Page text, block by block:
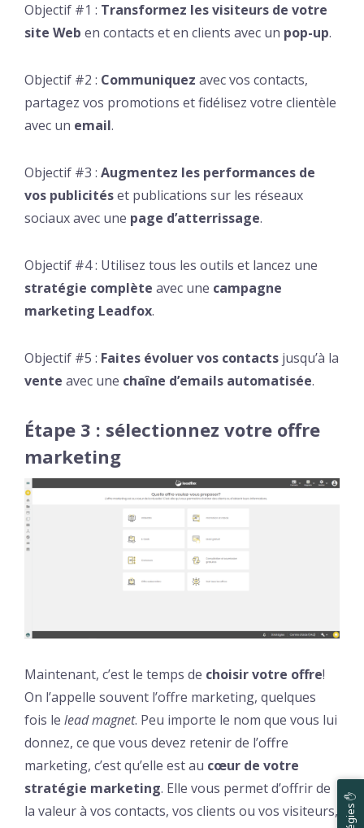
Objectif #1 : Transformez les visiteurs de votre
site Web en contacts et en clients avec un pop-up.
Objectif #2 : Communiquez avec vos contacts,
partagez vos promotions et fidélisez votre clientèle
avec un email.
Objectif #3 : Augmentez les performances de
vos publicitéset publications sur les réseaux
sociaux avec une page d’atterrissage.
Objectif #4 : Utilisez tous les outils et lancez une
stratégie complète avec une campagne
marketing Leadfox.
Objectif #5 : Faites évoluer vos contacts jusqu’à la
vente avec une chaîne d’emails automatisée.
Étape 3 : sélectionnez votre offre
marketing
Maintenant, c’est le temps de choisir votre offre!
On l’appelle souvent l’offre marketing, quelques
fois le lead magnet. Peu importe le nom que vous lui
donnez, ce que vous devez retenir de l’offre
marketing, c’est qu’elle est au cœur de votre
stratégie marketing. Elle vous permet d’offrir de
la valeur à vos contacts, vos clients ou vos visiteurs,